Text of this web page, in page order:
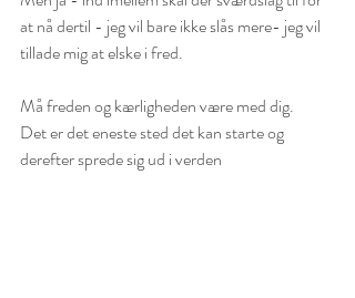
at nå dertil - jeg vil bare ikke slås mere- jeg vil
tillade mig at elske i fred.
Må freden og kærligheden være med dig.
Det er det eneste sted det kan starte og
derefter sprede sig ud i verden